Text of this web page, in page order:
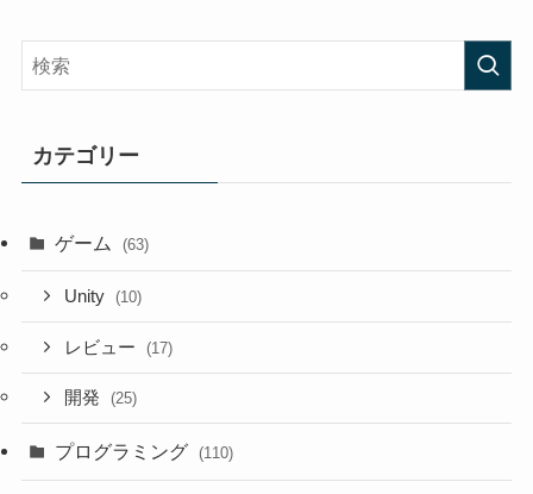
カテゴリー
ゲーム (63)
Unity (10)
レビュー (17)
開発 (25)
プログラミング (110)